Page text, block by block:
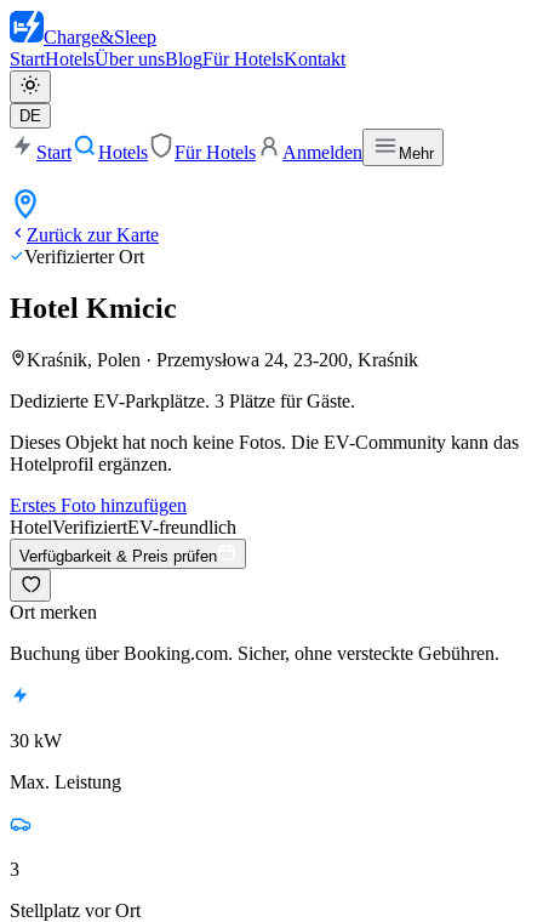
Charge&Sleep
StartHotelsÜber unsBlogFür HotelsKontakt
DE
Start Hotels Für Hotels Anmelden Mehr
Zurück zur Karte
Verifizierter Ort
Hotel Kmicic
Kraśnik, Polen · Przemysłowa 24, 23-200, Kraśnik
Dedizierte EV-Parkplätze. 3 Plätze für Gäste.
Dieses Objekt hat noch keine Fotos. Die EV-Community kann das
Hotelprofil ergänzen.
Erstes Foto hinzufügen
HotelVerifiziertEV-freundlich
Verfügbarkeit & Preis prüfen
Ort merken
Buchung über Booking.com. Sicher, ohne versteckte Gebühren.
30 kW
Max. Leistung
3
Stellplatz vor Ort